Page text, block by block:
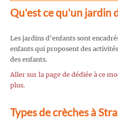
Qu'est ce qu'un jardin
Les jardins d’enfants sont
enfants qui proposent des
des enfants.
Aller sur la page de dédiée à ce
plus.
Types de crèches à